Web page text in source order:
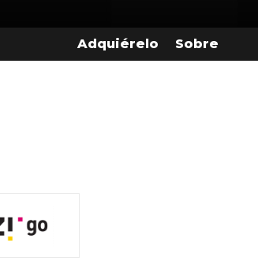
Adquiérelo Sobre